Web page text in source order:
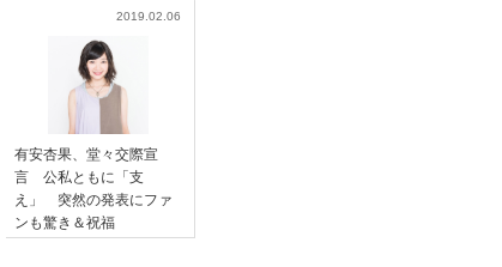
2019.02.06
有安杏果、堂々交際宣
言 公私ともに「支
え」 突然の発表にファ
ンも驚き＆祝福